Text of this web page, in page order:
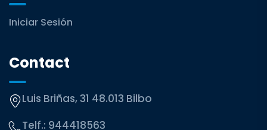
Iniciar Sesión
Contact
Luis Briñas, 31 48.013 Bilbo
Telf.: 944418563